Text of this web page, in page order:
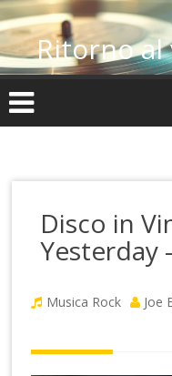
Vai
al
contenutoRitorno al
Disco in
Yesterday
Musica Rock Joe